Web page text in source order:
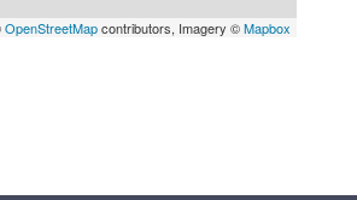
OpenStreetMapcontributors, Imagery ©Mapbox